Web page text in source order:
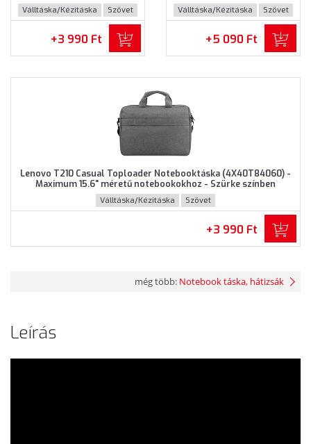
(GX40Q17231) - Maximum
15.6" méretű notebookokhoz
- Szürke színben
Válltáska/Kézitáska Szövet
+3 990 Ft
(GX40Q17232) - Maximum
15.6" méretű notebookokhoz
- Barna színben
Válltáska/Kézitáska Szövet
+5 090 Ft
Lenovo T210 Casual Toploader Notebooktáska (4X40T84060) -
Maximum 15.6" méretű notebookokhoz - Szürke színben
Válltáska/Kézitáska Szövet
+3 990 Ft
még több: Notebook táska, hátizsák
Leírás